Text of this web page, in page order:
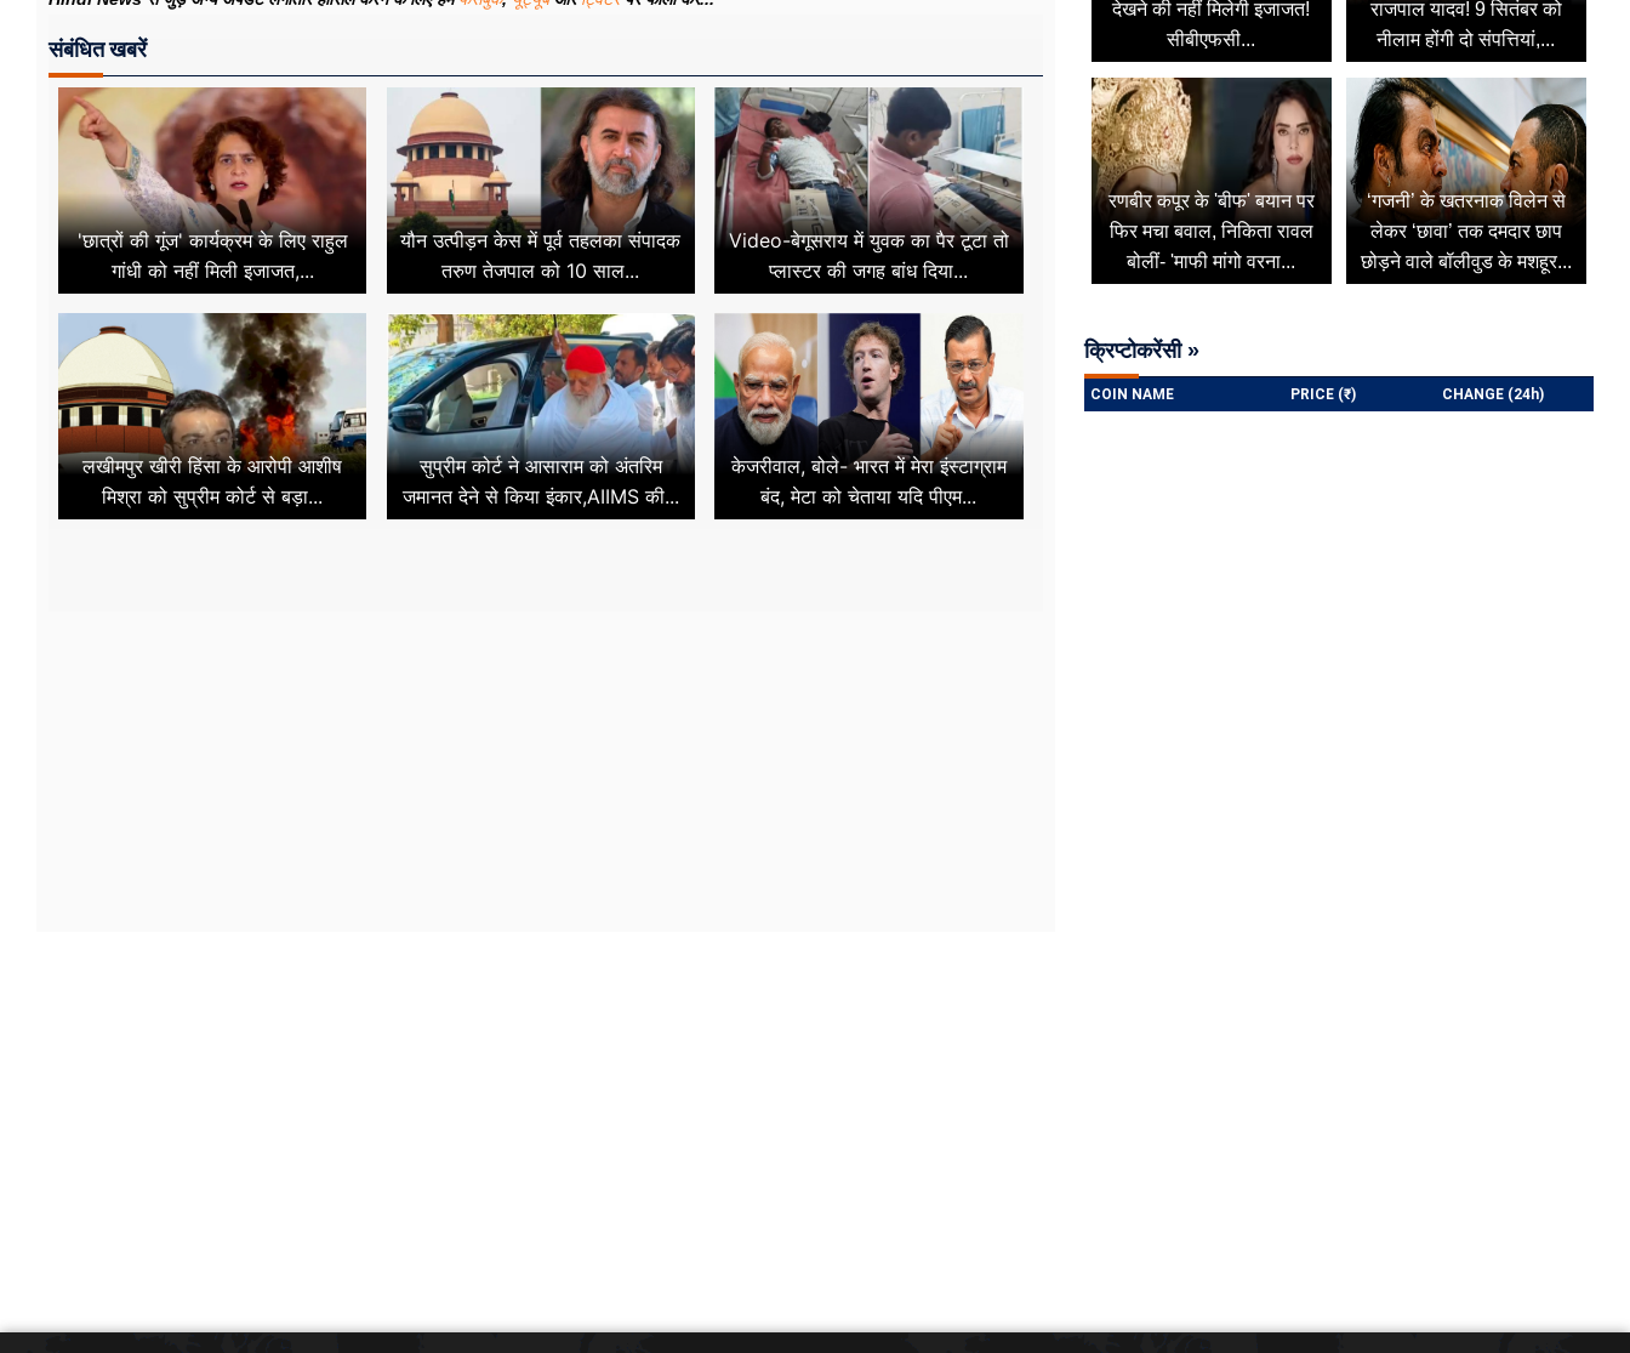
संबंधित खबरें
'छात्रों की गूंज' कार्यक्रम के लिए राहुल
गांधी को नहीं मिली इजाजत,...
यौन उत्पीड़न केस में पूर्व तहलका संपादक
तरुण तेजपाल को 10 साल...
Video-बेगूसराय में युवक का पैर टूटा तो
प्लास्टर की जगह बांध दिया...
लखीमपुर खीरी हिंसा के आरोपी आशीष
मिश्रा को सुप्रीम कोर्ट से बड़ा...
सुप्रीम कोर्ट ने आसाराम को अंतरिम
जमानत देने से किया इंकार,AIIMS की...
केजरीवाल, बोले- भारत में मेरा इंस्टाग्राम
बंद, मेटा को चेताया यदि पीएम...
देखने की नहीं मिलेगी इजाजत!
सीबीएफसी...
राजपाल यादव! 9 सितंबर को
नीलाम होंगी दो संपत्तियां,...
रणबीर कपूर के 'बीफ' बयान पर
फिर मचा बवाल, निकिता रावल
बोलीं- 'माफी मांगो वरना...
‘गजनी’ के खतरनाक विलेन से
लेकर ‘छावा’ तक दमदार छाप
छोड़ने वाले बॉलीवुड के मशहूर...
क्रिप्टोकरेंसी »